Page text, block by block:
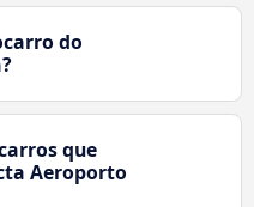
do
que
Aeroporto